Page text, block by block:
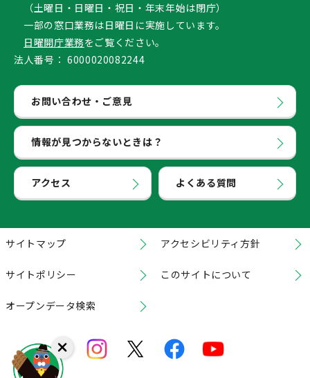
（土曜日・日曜日・祝日・年末年始は閉庁）
一部の窓口業務は日曜日に実施しています。
日曜開庁業務をご覧ください。
法人番号： 6000020082244
お問い合わせ・ご意見
情報が見つからないときは？
アクセス よくある質問
サイトマップ アクセシビリティ方針
サイトポリシー このサイトについて
オープンデータ検索